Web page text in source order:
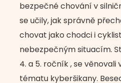
bezpečné chování v
se učily, jak správně
chovat jako chodci i
nebezpečným situacím.
4. a 5. ročník , se
tématu kyberšikany.